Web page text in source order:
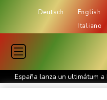
Deutsch English
Italiano
España lanza un ultimátum
fronterizos